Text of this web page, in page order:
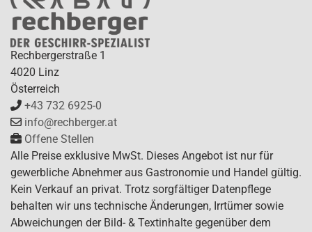
Rechbergerstraße 1
4020 Linz
Österreich
+43 732 6925-0
info@rechberger.at
Offene Stellen
Alle Preise exklusive MwSt. Dieses Angebot ist nur für
gewerbliche Abnehmer aus Gastronomie und Handel gültig.
Kein Verkauf an privat. Trotz sorgfältiger Datenpflege
behalten wir uns technische Änderungen, Irrtümer sowie
Abweichungen der Bild- & Textinhalte gegenüber dem